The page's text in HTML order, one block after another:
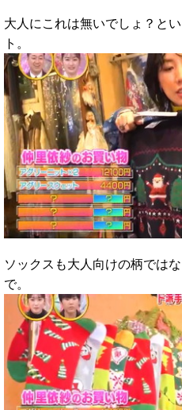
大人にこれは無いでしょ？と
ト。
ソックスも大人向けの柄では
で。